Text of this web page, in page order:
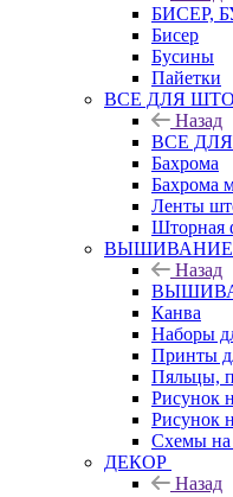
БИСЕР,
Бисер
Бусины
Пайетки
ВСЕ ДЛЯ
Назад
ВСЕ
Бахрома
Бахрома
Ленты
Шторная
ВЫШИВАНИЕ
Назад
Канва
Наборы
Принты
Пяльцы,
Рисунок
Рисунок
Схемы на
ДЕКОР
Назад